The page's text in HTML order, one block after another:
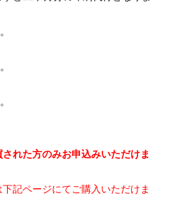
れた方のみお申込みいただけま
記ページにてご購入いただけま